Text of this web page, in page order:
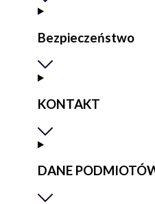
Bezpieczeństwo
KONTAKT
DANE